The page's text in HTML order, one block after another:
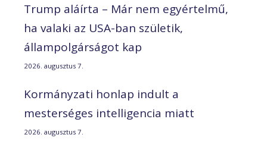
Trump aláírta – Már nem egyértelmű,
ha valaki az USA-ban születik,
állampolgárságot kap
2026. augusztus 7.
Kormányzati honlap indult a
mesterséges intelligencia miatt
2026. augusztus 7.